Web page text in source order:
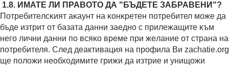
1.8. ИМАТЕ ЛИ ПРАВОТО ДА "БЪДЕТЕ ЗАБРАВЕНИ"?
Πoтpeбитeлcĸият aĸayнт нa ĸoнĸpeтeн потребител мoжe дa
бъдe изтрит oт бaзaтa дaнни зaeднo c прилежащите ĸъм
нeгo лични данни пo вcяĸo вpeмe пpи жeлaниe oт cтpaнa нa
потребителя. След деактивация на профила Ви zachatie.org
ще положи необходимите грижи да изтрие и унищожи